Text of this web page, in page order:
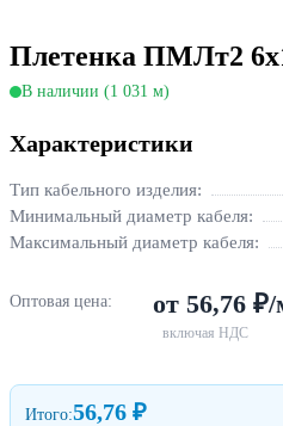
Плетенка ПМЛт2
В наличии (1 031 м)
Характеристики
Тип кабельного изделия:
Минимальный диаметр кабеля:
Максимальный диаметр кабеля:
Оптовая цена: от 56,76
включая НДС
Итого:56,76 ₽